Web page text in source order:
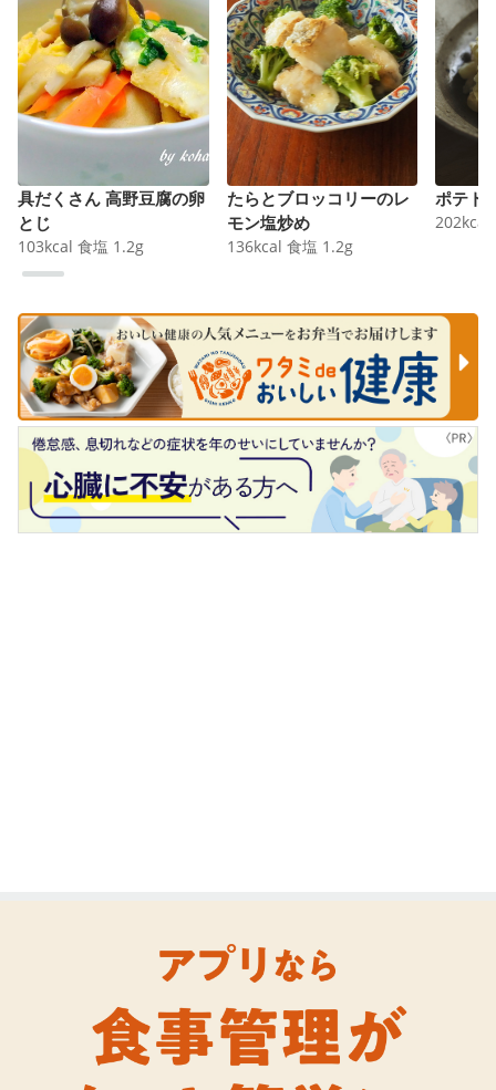
具だくさん 高野豆腐の卵
とじ
103kcal 食塩 1.2g
たらとブロッコリーのレ
モン塩炒め
136kcal 食塩 1.2g
ポテト
202kcal